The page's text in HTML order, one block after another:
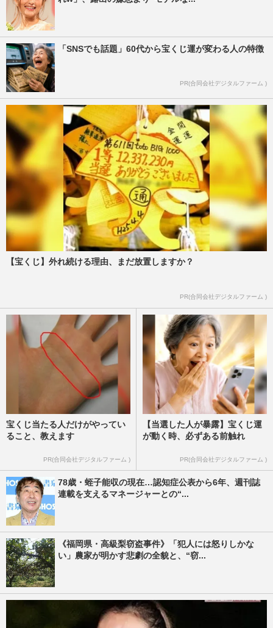
「SNSでも話題」60代から宝くじ運が変わる人の特徴
PR(合同会社デジタルファーム )
【宝くじ】外れ続ける理由、まだ放置しますか？
PR(合同会社デジタルファーム )
宝くじ当たる人だけがやってい
ること、教えます
PR(合同会社デジタルファーム )
【当選した人が暴露】宝くじ運
が動く時、必ずある前触れ
PR(合同会社デジタルファーム )
78歳・蛭子能収の現在…認知症公表から6年、週刊誌
連載を支えるマネージャーとの“...
《福岡県・高級梨窃盗事件》「犯人には怒りしかな
い」農家が明かす悲劇の全貌と、“窃...